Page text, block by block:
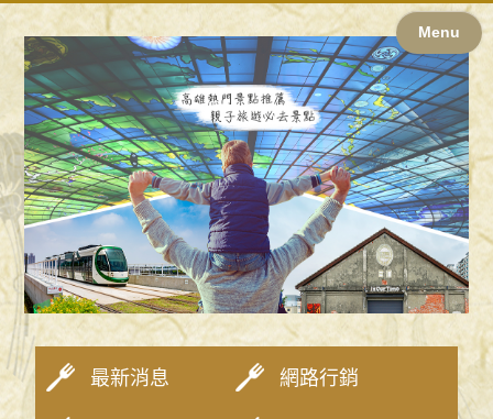
Menu
最新消息 網路行銷